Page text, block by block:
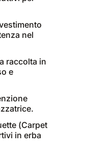
nel
raccolta in
e
(Carpet
in erba